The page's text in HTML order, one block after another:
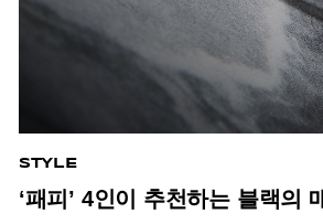
STYLE
‘패피’ 4인이 추천하는 블랙의